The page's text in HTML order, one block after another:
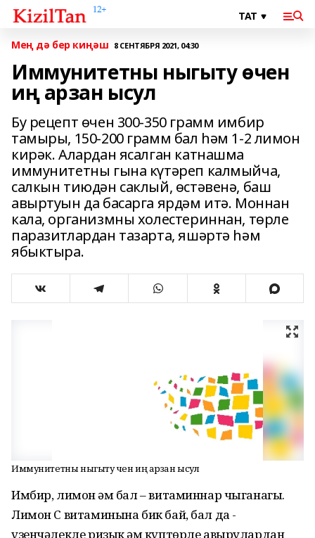
Мең дә бер киңәш 8 СЕНТЯБРЯ 2021, 04:30
Иммунитетны ныгыту өчен
иң арзан ысул
Бу рецепт өчен 300-350 грамм имбир
тамыры, 150-200 грамм бал һәм 1-2 лимон
кирәк. Алардан ясалган катнашма
иммунитетны гына күтәреп калмыйча,
салкын тиюдән саклый, өстәвенә, баш
авыртуын да басарга ярдәм итә. Моннан
кала, организмны холестериннан, төрле
паразитлардан тазарта, яшәртә һәм
ябыктыра.
Иммунитетны ныгыту өчен иң арзан ысул
Имбир, лимон һәм бал – витаминнар чыганагы.
Лимон С витаминына бик бай, бал да -
үзенчәлекле ризык һәм күптөрле авырулардан